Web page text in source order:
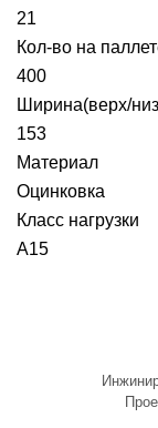
21
Кол-во на
400
Ширина(верх/
153
Материал
Оцинковка
Класс нагрузки
А15